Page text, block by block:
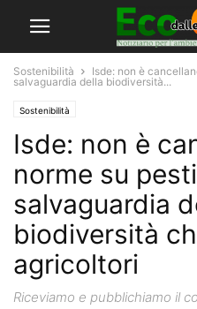
Sostenibilità
Isde: non è
salvaguardia della biodiversità...
Sostenibilità
Isde: non è
norme su
salvaguardia
biodiversità
agricoltori
Riceviamo e pubblichiamo il